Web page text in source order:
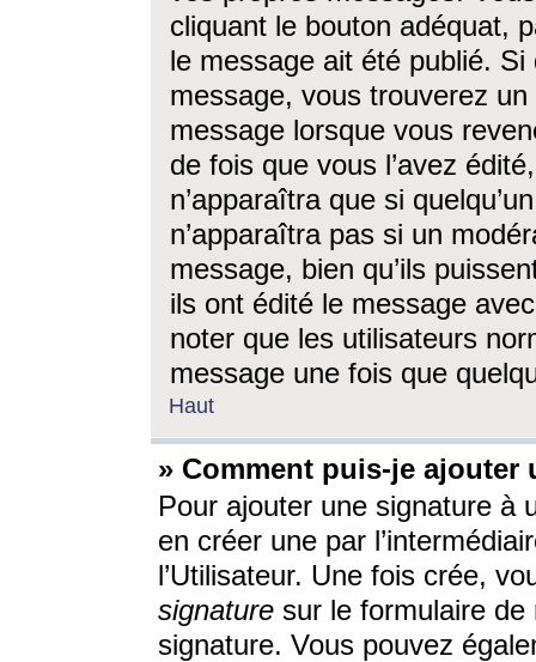
cliquant le bouton adéquat,
le message ait été publié. Si
message, vous trouverez
message lorsque vous
de fois que vous l’avez
n’apparaîtra que si
n’apparaîtra pas si un
message, bien qu’ils
ils ont édité le message
noter que les utilisateurs
message une fois que
Haut
» Comment puis-je ajouter
Pour ajouter une signature à
en créer une par
l’Utilisateur. Une fois crée,
signature sur le formulaire de
signature. Vous pouvez